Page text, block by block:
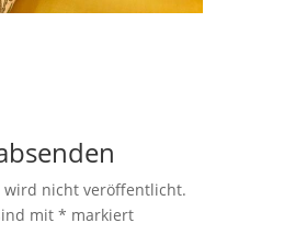
wird nicht veröffentlicht.
mit * markiert